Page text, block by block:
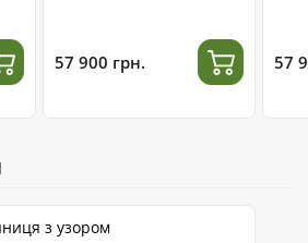
57 900 грн. 57
з узором